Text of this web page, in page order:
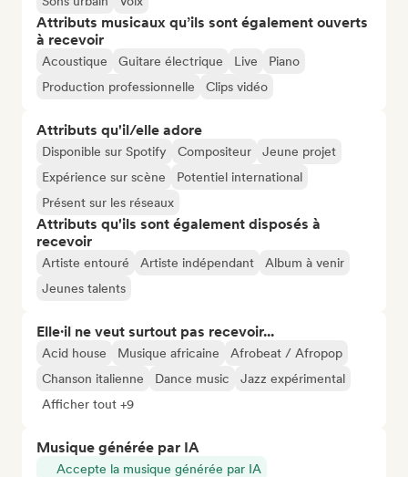
Attributs musicaux qu’ils sont également ouverts
à recevoir
Acoustique Guitare électrique Live
Piano
Production professionnelle
Clips vidéo
Attributs qu'il/elle adore
Disponible sur Spotify Compositeur
Jeune projet
Expérience sur scène
Potentiel international
Présent sur les réseaux
Attributs qu'ils sont également disposés à
recevoir
Artiste entouré Artiste indépendant
Album à venir
Jeunes talents
Elle·il ne veut surtout pas recevoir...
Acid house Musique africaine
Afrobeat / Afropop
Chanson italienne
Dance music
Jazz expérimental
Afficher tout +9
Musique générée par IA
Accepte la musique générée par IA